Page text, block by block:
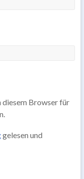
diesem Browser für
gelesen und